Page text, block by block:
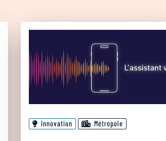
Innovation Métropole